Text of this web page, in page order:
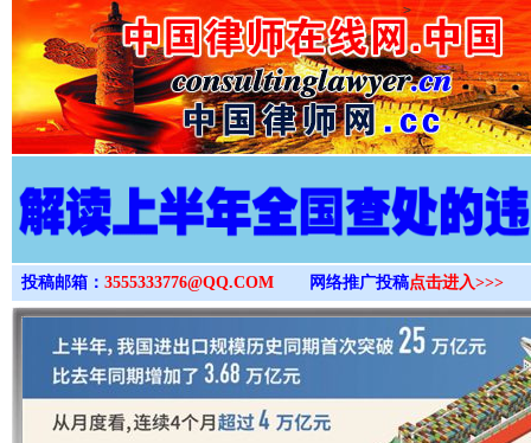
>
投稿邮箱： 3555333776@QQ.COM 网络推广投稿点击进入>>>